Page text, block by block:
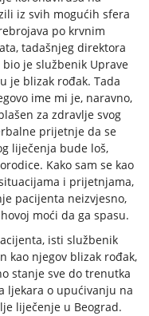
iz svih mogućih sfera
po krvnim
tadašnjeg direktora
je službenik Uprave
je blizak rođak. Tada
ime mi je, naravno,
za zdravlje svog
prijetnje da se
liječenja bude loš,
Kako sam se kao
i prijetnjama,
pacijenta neizvjesno,
moći da ga spasu.
isti službenik
kao njegov blizak rođak,
stanje sve do trenutka
ljekara o upućivanju na
liječenje u Beograd.